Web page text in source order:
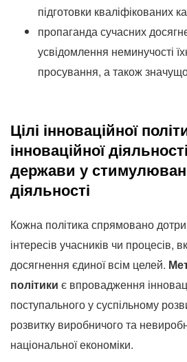
підготовки кваліфікованих
пропаганда сучасних
усвідомлення неминучості
просування, а також
Цілі інноваційної
інноваційної
держави у
діяльності
Кожна політика спрямовано
інтересів учасників чи процесів,
досягнення єдиної всім целей.
політики є впровадження
поступального у суспільному
розвитку виробничого та
національної економіки.